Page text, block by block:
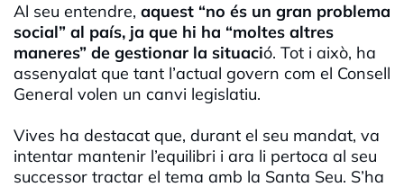
Al seu entendre, aquest “no és un gran problema
social” al país, ja que hi ha “moltes altres
maneres” de gestionar la situació. Tot i això, ha
assenyalat que tant l’actual govern com el Consell
General volen un canvi legislatiu.
Vives ha destacat que, durant el seu mandat, va
intentar mantenir l’equilibri i ara li pertoca al seu
successor tractar el tema amb la Santa Seu. S’ha